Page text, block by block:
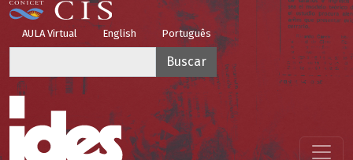
Pasar al contenido principal
Top Menu
AULA Virtual English Português
Menú principal